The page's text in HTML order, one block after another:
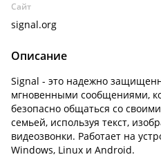
Сайт
signal.org
Описание
Signal - это надежно
мгновенными сообщениями,
безопасно общаться со
семьей, используя текст,
видеозвонки. Работает на
Windows, Linux и Android.